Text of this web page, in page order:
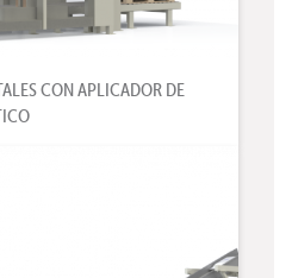
CON APLICADOR DE